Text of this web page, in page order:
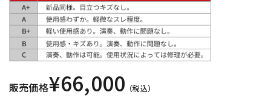
中古
販売価格¥66,000 （税込）